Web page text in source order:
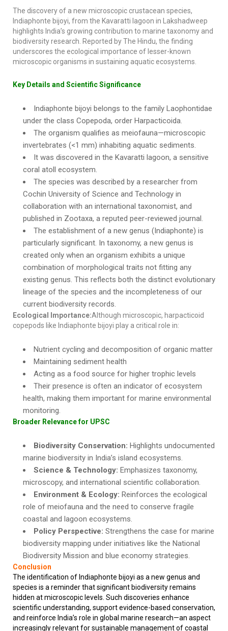
The discovery of a new microscopic crustacean species,
Indiaphonte bijoyi, from the Kavaratti lagoon in Lakshadweep
highlights India’s growing contribution to marine taxonomy and
biodiversity research. Reported by The Hindu, the finding
underscores the ecological importance of lesser-known
microscopic organisms in sustaining aquatic ecosystems.
Key Details and Scientific Significance
Indiaphonte bijoyi belongs to the family Laophontidae
under the class Copepoda, order Harpacticoida.
The organism qualifies as meiofauna—microscopic
invertebrates (<1 mm) inhabiting aquatic sediments.
It was discovered in the Kavaratti lagoon, a sensitive
coral atoll ecosystem.
The species was described by a researcher from
Cochin University of Science and Technology in
collaboration with an international taxonomist, and
published in Zootaxa, a reputed peer-reviewed journal.
The establishment of a new genus (Indiaphonte) is
particularly significant. In taxonomy, a new genus is
created only when an organism exhibits a unique
combination of morphological traits not fitting any
existing genus. This reflects both the distinct evolutionary
lineage of the species and the incompleteness of our
current biodiversity records.
Ecological Importance:Although microscopic, harpacticoid
copepods like Indiaphonte bijoyi play a critical role in:
Nutrient cycling and decomposition of organic matter
Maintaining sediment health
Acting as a food source for higher trophic levels
Their presence is often an indicator of ecosystem
health, making them important for marine environmental
monitoring.
Broader Relevance for UPSC
Biodiversity Conservation: Highlights undocumented
marine biodiversity in India’s island ecosystems.
Science & Technology: Emphasizes taxonomy,
microscopy, and international scientific collaboration.
Environment & Ecology: Reinforces the ecological
role of meiofauna and the need to conserve fragile
coastal and lagoon ecosystems.
Policy Perspective: Strengthens the case for marine
biodiversity mapping under initiatives like the National
Biodiversity Mission and blue economy strategies.
Conclusion
The identification of Indiaphonte bijoyi as a new genus and
species is a reminder that significant biodiversity remains
hidden at microscopic levels. Such discoveries enhance
scientific understanding, support evidence-based conservation,
and reinforce India’s role in global marine research—an aspect
increasingly relevant for sustainable management of coastal